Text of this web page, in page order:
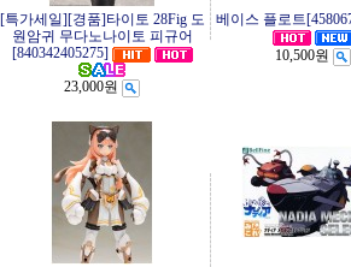
[특가세일][경품]타이토 28Fig 도
원암귀 무다노나이토 피규어
[840342405275]
23,000원
베이스 플로트
10,500원